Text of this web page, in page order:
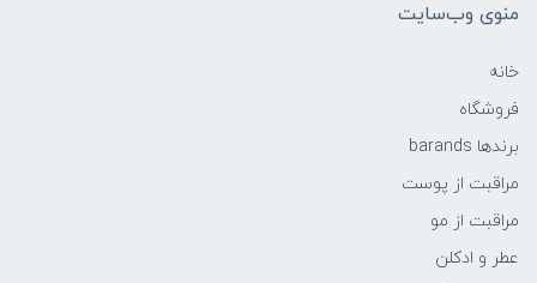
منوی وب‌سایت
خانه
فروشگاه
برندها barands
مراقبت از پوست
مراقبت از مو
عطر و ادکلن